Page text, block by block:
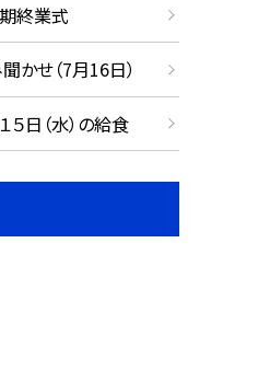
終業式
かせ（7月16日）
日（水）の給食